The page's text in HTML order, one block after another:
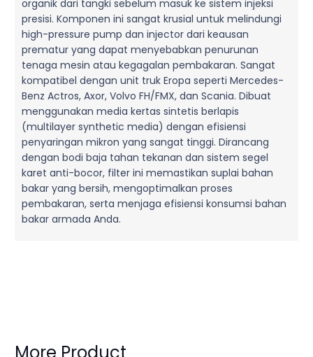
organik dari tangki sebelum masuk ke sistem injeksi
presisi. Komponen ini sangat krusial untuk melindungi
high-pressure pump dan injector dari keausan
prematur yang dapat menyebabkan penurunan
tenaga mesin atau kegagalan pembakaran. Sangat
kompatibel dengan unit truk Eropa seperti Mercedes-
Benz Actros, Axor, Volvo FH/FMX, dan Scania. Dibuat
menggunakan media kertas sintetis berlapis
(multilayer synthetic media) dengan efisiensi
penyaringan mikron yang sangat tinggi. Dirancang
dengan bodi baja tahan tekanan dan sistem segel
karet anti-bocor, filter ini memastikan suplai bahan
bakar yang bersih, mengoptimalkan proses
pembakaran, serta menjaga efisiensi konsumsi bahan
bakar armada Anda.